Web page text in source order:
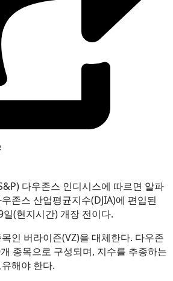
다우존스 인디시스에 따르면 알파
존스 산업평균지수(DJIA)에 편입된
(현지시간) 개장 전이다.
인 버라이즌(VZ)을 대체한다. 다우존
종목으로 구성되며, 지수를 추종하는
해야 한다.